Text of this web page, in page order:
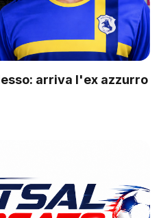
arriva l'ex azzurro